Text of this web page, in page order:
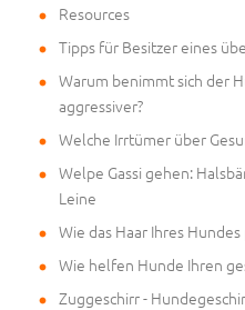
Resources
Tipps für Besitzer eines
Warum benimmt sich der
aggressiver?
Welche Irrtümer über
Welpe Gassi gehen:
Leine
Wie das Haar Ihres
Wie helfen Hunde Ihren
Zuggeschirr -